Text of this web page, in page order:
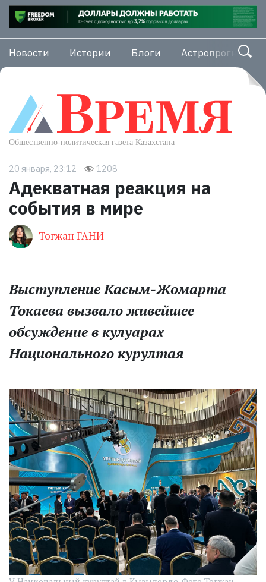
Новости Истории Блоги Астропрогноз
20 января, 23:12 1208
Адекватная реакция на
события в мире
Тогжан ГАНИ
Выступление Касым-Жомарта
Токаева вызвало живейшее
обсуждение в кулуарах
Национального курултая